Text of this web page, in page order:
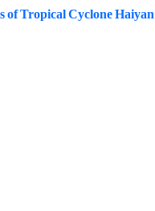
of Tropical Cyclone Haiyan